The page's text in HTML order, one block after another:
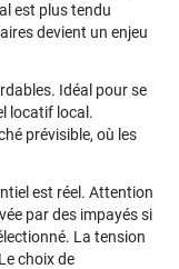
est plus tendu
devient un enjeu
Idéal pour se
locatif local.
prévisible, où les
est réel. Attention
par des impayés si
La tension
choix de